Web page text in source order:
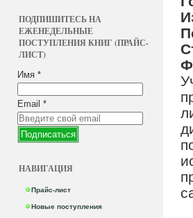
ПОДПИШИТЕСЬ НА
ЕЖЕНЕДЕЛЬНЫЕ
ПОСТУПЛЕНИЯ КНИГ (ПРАЙС-
ЛИСТ)
Имя *
Email *
НАВИГАЦИЯ
Прайс-лист
Новые поступления